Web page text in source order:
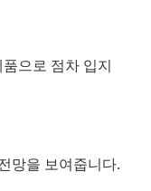
으로 점차 입지
망을 보여줍니다.